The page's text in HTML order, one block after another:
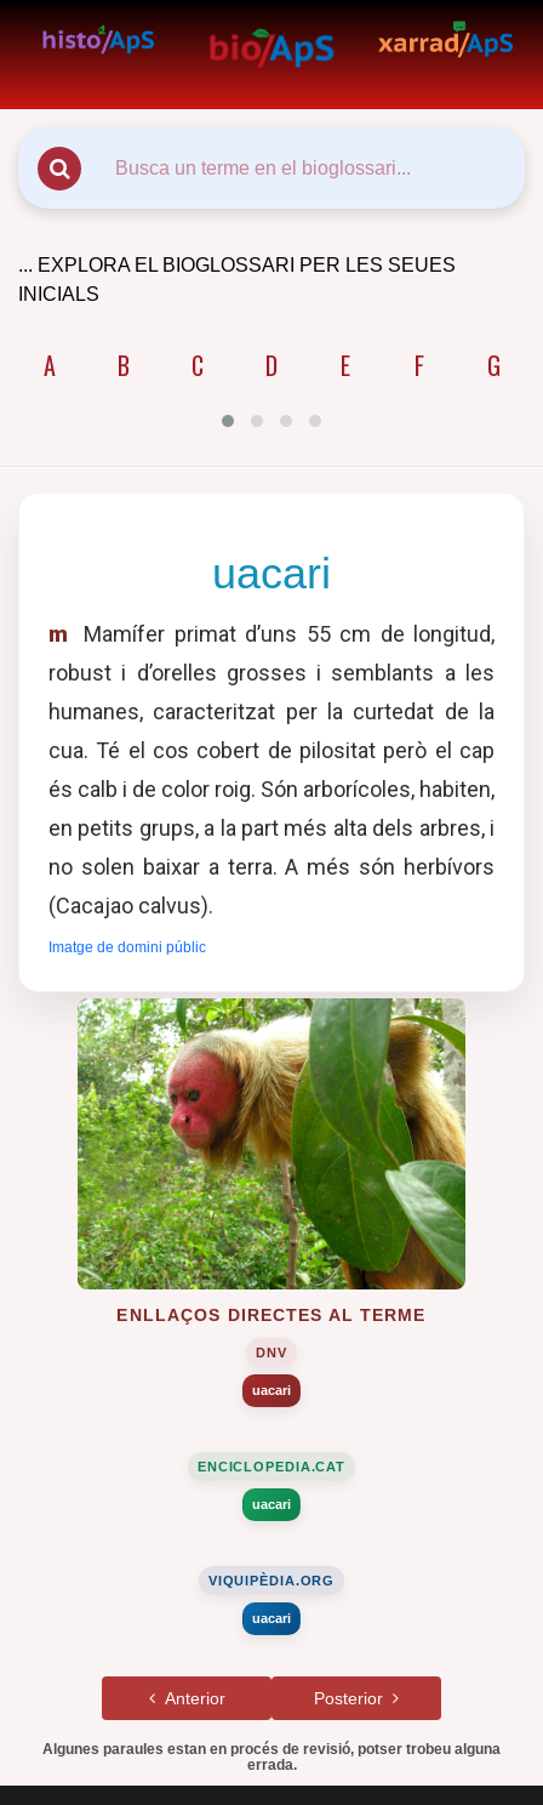
... EXPLORA EL BIOGLOSSARI PER LES SEUES
INICIALS
A B C D E F G
uacari
m
Mamífer primat d’uns 55 cm de longitud,
robust i d’orelles grosses i semblants a les
humanes, caracteritzat per la curtedat de la
cua. Té el cos cobert de pilositat però el cap
és calb i de color roig. Són arborícoles, habiten,
en petits grups, a la part més alta dels arbres, i
no solen baixar a terra. A més són herbívors
(Cacajao calvus).
Imatge de domini públic
ENLLAÇOS DIRECTES AL TERME
DNV
uacari
ENCICLOPEDIA.CAT
uacari
VIQUIPÈDIA.ORG
uacari
Anterior Posterior
Algunes paraules estan en procés de revisió, potser trobeu alguna
errada.